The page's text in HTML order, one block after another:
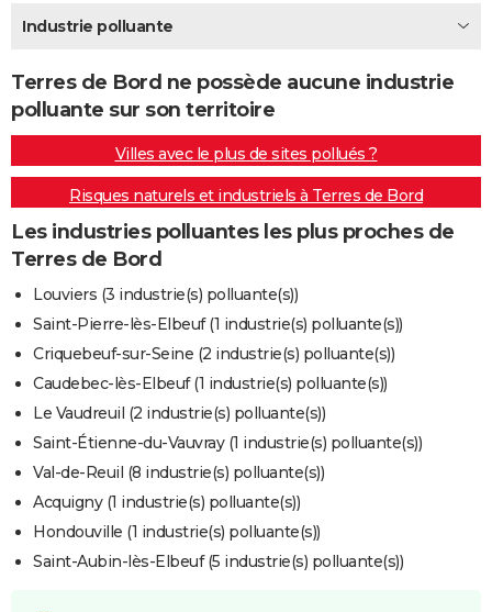
Destinations
City break
Voyage nature
Voyage de noces
Forum
Climat
+PHOTO
GUIDES D'ACHAT
BONS PLANS
CARTE DE VOEUX
Carte de Noël
Carte Bonne année
Carte Saint-Valentin
Carte Pâques
Carte d'anniversaire
DICTIONNAIRE
Dictionnaire
Biographies
Citations
Expressions
Proverbes
PROGRAMME TV
COPAINS D'AVANT
S'inscrire
Se connecter
Lycées
Collèges
Primaires
Universités
Entreprises
Service militaire
Avis de recherche
FORUM
Bricolage
Lifestyle
Culture
Sport
Auto
Television
Voyage
Cinema
Industrie polluante
Terres de Bord ne possède aucune industrie
polluante sur son territoire
Villes avec le plus de sites pollués ?
Risques naturels et industriels à Terres de Bord
Les industries polluantes les plus proches de
Terres de Bord
Louviers (3 industrie(s) polluante(s))
Saint-Pierre-lès-Elbeuf (1 industrie(s) polluante(s))
Criquebeuf-sur-Seine (2 industrie(s) polluante(s))
Caudebec-lès-Elbeuf (1 industrie(s) polluante(s))
Le Vaudreuil (2 industrie(s) polluante(s))
Saint-Étienne-du-Vauvray (1 industrie(s) polluante(s))
Val-de-Reuil (8 industrie(s) polluante(s))
Acquigny (1 industrie(s) polluante(s))
Hondouville (1 industrie(s) polluante(s))
Saint-Aubin-lès-Elbeuf (5 industrie(s) polluante(s))